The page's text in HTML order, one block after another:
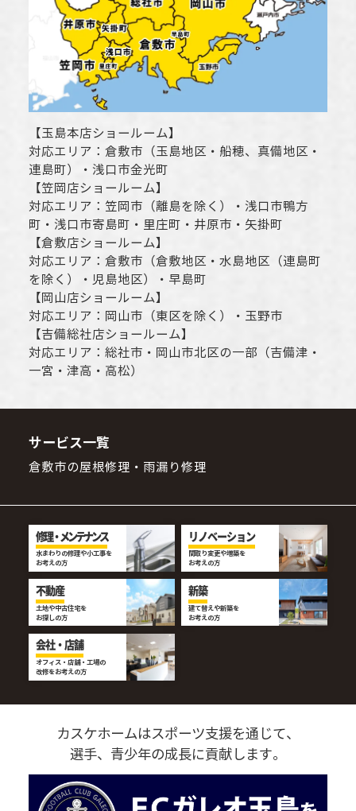
【玉島本店ショールーム】
対応エリア： 倉敷市 （玉島地区・船穂、真備地区・
連島町）・ 浅口市金光町
【笠岡店ショールーム】
対応エリア： 笠岡市（離島を除く） ・ 浅口市鴨方
町・ 浅口市寄島町・里庄町・ 井原市 ・矢掛町
【倉敷店ショールーム】
対応エリア： 倉敷市 （倉敷地区・水島地区（連島町
を除く）・児島地区）・早島町
【 岡山店ショールーム】
対応エリア： 岡山市 （東区を除く）・玉野市
【吉備総社店ショールーム】
対応エリア： 総社市 ・ 岡山市北区の一部（吉備津・
一宮・津高・高松）
サービス一覧
倉敷市の屋根修理・雨漏り修理
修理・メンテナンス
水まわりの修理や小工事を
お考えの方
リノベーション
間取り変更や増築を
お考えの方
不動産
土地や中古住宅を
お探しの方
新築
建て替えや新築を
お考えの方
会社・店舗
オフィス・店舗・工場の
改修をお考えの方
カスケホームはスポーツ支援を通じて、
選手、青少年の成長に貢献します。